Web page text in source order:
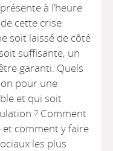
à l’heure
cette crise
soit laissé de côté
suffisante, un
garanti. Quels
pour une
et qui soit
? Comment
et comment y faire
les plus